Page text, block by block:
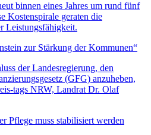
binnen eines Jahres um rund fünf
Kostenspirale geraten die
Leistungsfähigkeit.
zur Stärkung der Kommunen“
der Landesregierung, den
(GFG) anzuheben,
tags NRW, Landrat Dr. Olaf
Pflege muss stabilisiert werden